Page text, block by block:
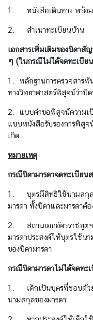
กิ
จ
ข้
มู
ล
า
ร
ร
จ
ต
า
(
I
A
)
1. หนังสือเดินทาง พร้อม
2. สำเนาทะเบียนบ้าน
เอกสารเพิ่มเติมของบิดาสั
ๆ (ในกรณีไม่ได้จดทะเบีย
1. หลักฐานการตรวจสารพั
ทางวิทยาศาสตร์พิสูจน์ว่าบิ
2. แบบคำขอพิสูจน์ความเ
แบบหนังสือรับรองการพิสู
เกิด
หมายเหตุ
กรณีบิดามารดาจดทะเบียน
1. บุตรมีสิทธิใช้นามสกุล
มารดา ทั้งบิดาและมารดาต้
2. สถานเอกอัครราชทูตฯ
มารดาประสงค์ให้บุตรใช้
ของบิดามารดา
กรณีบิดามารดาไม่ได้จดทะ
1. เด็กเป็นบุตรที่ชอบด้ว
นามสกุลของมารดา